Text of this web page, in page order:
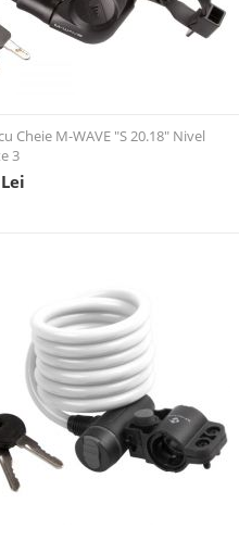
Cheie M-WAVE "S 20.18" Nivel
3
Lei